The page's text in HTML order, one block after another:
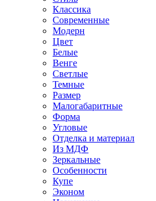
Классика
Современные
Модерн
Цвет
Белые
Венге
Светлые
Темные
Размер
Малогабаритные
Форма
Угловые
Отделка и материал
Из МДФ
Зеркальные
Особенности
Купе
Эконом